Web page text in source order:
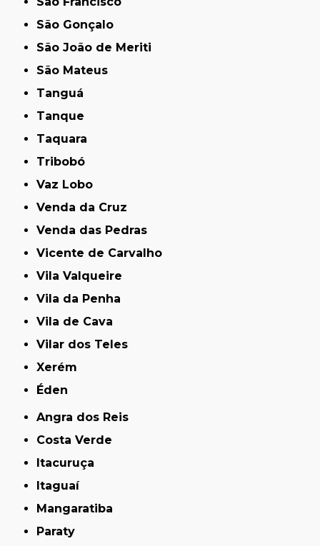
São Gonçalo
São João de Meriti
São Mateus
Tanguá
Tanque
Taquara
Tribobó
Vaz Lobo
Venda da Cruz
Venda das Pedras
Vicente de Carvalho
Vila Valqueire
Vila da Penha
Vila de Cava
Vilar dos Teles
Xerém
Éden
Angra dos Reis
Costa Verde
Itacuruça
Itaguaí
Mangaratiba
Paraty